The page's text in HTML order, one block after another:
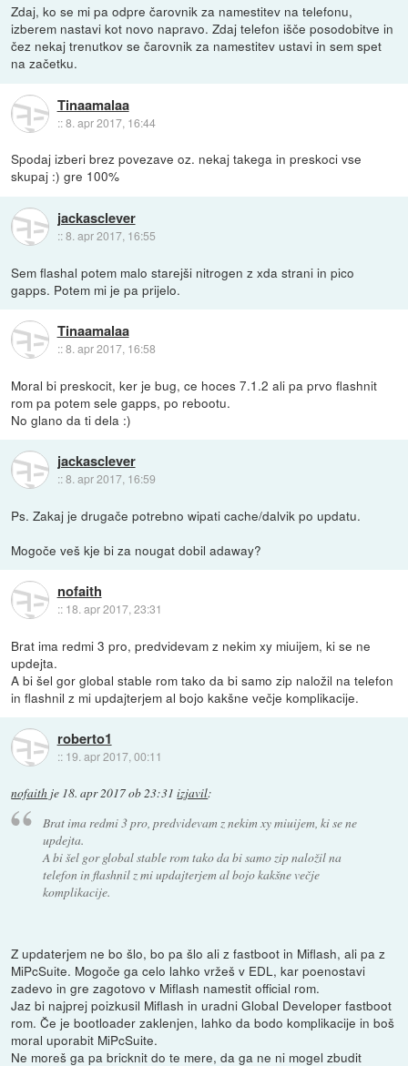
Zdaj, ko se mi pa odpre čarovnik za namestitev na telefonu,
izberem nastavi kot novo napravo. Zdaj telefon išče posodobitve in
čez nekaj trenutkov se čarovnik za namestitev ustavi in sem spet
na začetku.
Tinaamalaa
::8. apr 2017, 16:44
Spodaj izberi brez povezave oz. nekaj takega in preskoci vse
skupaj :) gre 100%
jackasclever
::8. apr 2017, 16:55
Sem flashal potem malo starejši nitrogen z xda strani in pico
gapps. Potem mi je pa prijelo.
Tinaamalaa
::8. apr 2017, 16:58
Moral bi preskocit, ker je bug, ce hoces 7.1.2 ali pa prvo flashnit
rom pa potem sele gapps, po rebootu.
No glano da ti dela :)
jackasclever
::8. apr 2017, 16:59
Ps. Zakaj je drugače potrebno wipati cache/dalvik po updatu.
Mogoče veš kje bi za nougat dobil adaway?
nofaith
:: 18. apr 2017, 23:31
Brat ima redmi 3 pro, predvidevam z nekim xy miuijem, ki se ne
updejta.
A bi šel gor global stable rom tako da bi samo zip naložil na telefon
in flashnil z mi updajterjem al bojo kakšne večje komplikacije.
roberto1
:: 19. apr 2017, 00:11
nofaith je 18. apr 2017 ob 23:31 izjavil:
Brat ima redmi 3 pro, predvidevam z nekim xy miuijem, ki se ne
updejta.
A bi šel gor global stable rom tako da bi samo zip naložil na
telefon in flashnil z mi updajterjem al bojo kakšne večje
komplikacije.
Z updaterjem ne bo šlo, bo pa šlo ali z fastboot in Miflash, ali pa z
MiPcSuite. Mogoče ga celo lahko vržeš v EDL, kar poenostavi
zadevo in gre zagotovo v Miflash namestit official rom.
Jaz bi najprej poizkusil Miflash in uradni Global Developer fastboot
rom. Če je bootloader zaklenjen, lahko da bodo komplikacije in boš
moral uporabit MiPcSuite.
Ne moreš ga pa bricknit do te mere, da ga ne ni mogel zbudit